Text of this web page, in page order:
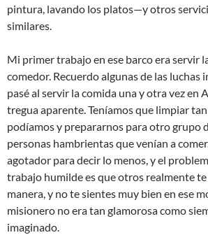
pintura, lavando los platos—y otros
similares.
Mi primer trabajo en ese barco era servir
comedor. Recuerdo algunas de las luchas
pasé al servir la comida una y otra vez en
tregua aparente. Teníamos que limpiar
podíamos y prepararnos para otro grupo
personas hambrientas que venían a
agotador para decir lo menos, y el
trabajo humilde es que otros realmente
manera, y no te sientes muy bien en ese
misionero no era tan glamorosa como
imaginado.